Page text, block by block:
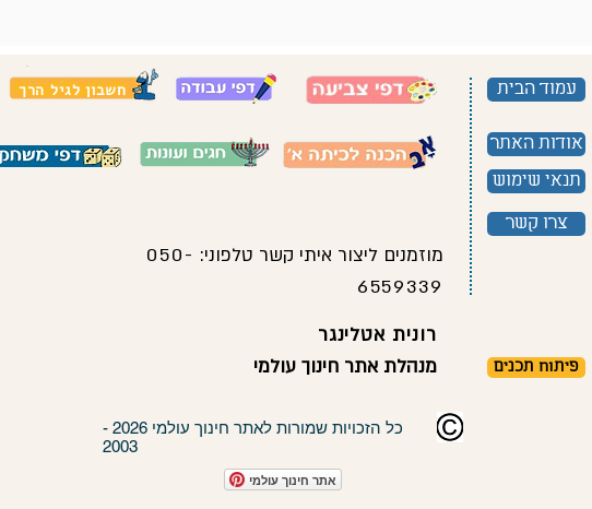
חשבון לגיל הרך
מוזמנים ליצור איתי קשר טלפוני: 050-
6559339
רונית אטלינגר
מנהלת אתר חינוך עולמי
כל הזכויות שמורות לאתר חינוך עולמי 2026 -
עמוד הבית
אודות האתר
תנאי שימוש
צרו קשר
פיתוח תכנים
אתר חינוך עולמי